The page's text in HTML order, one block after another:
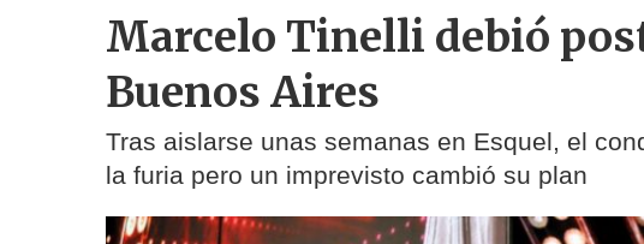
Marcelo Tinelli debió
Buenos Aires
Tras aislarse unas semanas en Esquel, el
la furia pero un imprevisto cambió su plan